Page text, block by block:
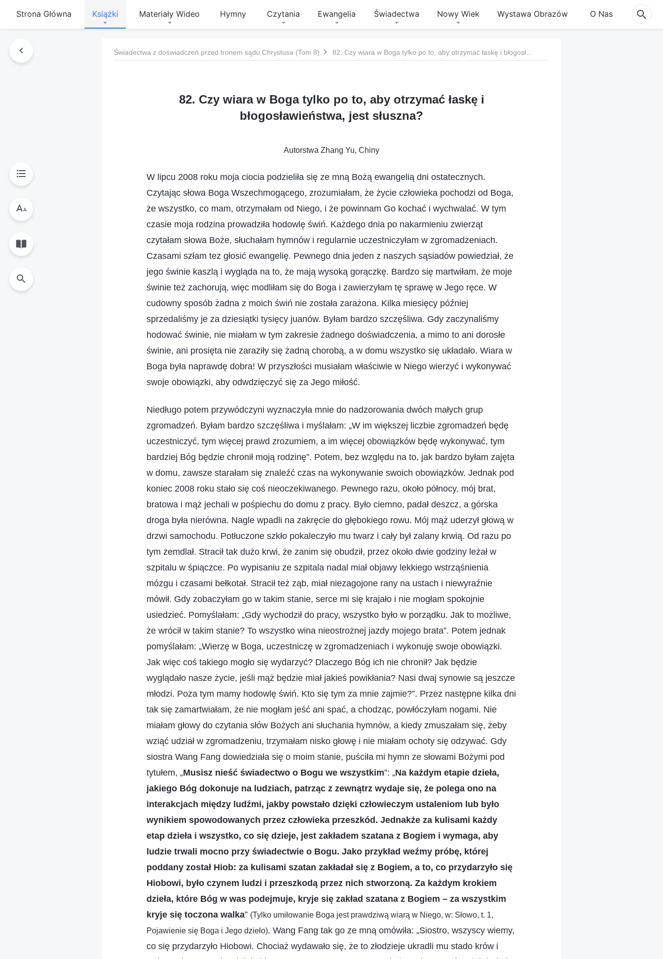
Strona Główna Książki Materiały Wideo Hymny Czytania Ewangelia Świadectwa Nowy Wiek Wystawa Obrazów O Nas
Świadectwa z doświadczeń przed tronem sądu Chrystusa (Tom 8)
82. Czy wiara w Boga tylko po to, aby otrzymać łaskę i
błogosławieństwa, jest słuszna?
Autorstwa Zhang Yu, Chiny
W lipcu 2008 roku moja ciocia podzieliła się ze mną Bożą ewangelią dni ostatecznych.
Czytając słowa Boga Wszechmogącego, zrozumiałam, że życie człowieka pochodzi od Boga,
że wszystko, co mam, otrzymałam od Niego, i że powinnam Go kochać i wychwalać. W tym
czasie moja rodzina prowadziła hodowlę świń. Każdego dnia po nakarmieniu zwierząt
czytałam słowa Boże, słuchałam hymnów i regularnie uczestniczyłam w zgromadzeniach.
Czasami szłam tez głosić ewangelię. Pewnego dnia jeden z naszych sąsiadów powiedział, że
jego świnie kaszlą i wygląda na to, że mają wysoką gorączkę. Bardzo się martwiłam, że moje
świnie też zachorują, więc modliłam się do Boga i zawierzyłam tę sprawę w Jego ręce. W
cudowny sposób żadna z moich świń nie została zarażona. Kilka miesięcy później
sprzedaliśmy je za dziesiątki tysięcy juanów. Byłam bardzo szczęśliwa. Gdy zaczynaliśmy
hodować świnie, nie miałam w tym zakresie żadnego doświadczenia, a mimo to ani dorosłe
świnie, ani prosięta nie zaraziły się żadną chorobą, a w domu wszystko się układało. Wiara w
Boga była naprawdę dobra! W przyszłości musiałam właściwie w Niego wierzyć i wykonywać
swoje obowiązki, aby odwdzięczyć się za Jego miłość.
Niedługo potem przywódczyni wyznaczyła mnie do nadzorowania dwóch małych grup
zgromadzeń. Byłam bardzo szczęśliwa i myślałam: „W im większej liczbie zgromadzeń będę
uczestniczyć, tym więcej prawd zrozumiem, a im więcej obowiązków będę wykonywać, tym
bardziej Bóg będzie chronił moją rodzinę”. Potem, bez względu na to, jak bardzo byłam zajęta
w domu, zawsze starałam się znaleźć czas na wykonywanie swoich obowiązków. Jednak pod
koniec 2008 roku stało się coś nieoczekiwanego. Pewnego razu, około północy, mój brat,
bratowa i mąż jechali w pośpiechu do domu z pracy. Było ciemno, padał deszcz, a górska
droga była nierówna. Nagle wpadli na zakręcie do głębokiego rowu. Mój mąż uderzył głową w
drzwi samochodu. Potłuczone szkło pokaleczyło mu twarz i cały był zalany krwią. Od razu po
tym zemdlał. Stracił tak dużo krwi, że zanim się obudził, przez około dwie godziny leżał w
szpitalu w śpiączce. Po wypisaniu ze szpitala nadal miał objawy lekkiego wstrząśnienia
mózgu i czasami bełkotał. Stracił też ząb, miał niezagojone rany na ustach i niewyraźnie
mówił. Gdy zobaczyłam go w takim stanie, serce mi się krajało i nie mogłam spokojnie
usiedzieć. Pomyślałam: „Gdy wychodził do pracy, wszystko było w porządku. Jak to możliwe,
że wrócił w takim stanie? To wszystko wina nieostrożnej jazdy mojego brata”. Potem jednak
pomyślałam: „Wierzę w Boga, uczestniczę w zgromadzeniach i wykonuję swoje obowiązki.
Jak więc coś takiego mogło się wydarzyć? Dlaczego Bóg ich nie chronił? Jak będzie
wyglądało nasze życie, jeśli mąż będzie miał jakieś powikłania? Nasi dwaj synowie są jeszcze
młodzi. Poza tym mamy hodowlę świń. Kto się tym za mnie zajmie?”. Przez następne kilka dni
tak się zamartwiałam, że nie mogłam jeść ani spać, a chodząc, powłóczyłam nogami. Nie
miałam głowy do czytania słów Bożych ani słuchania hymnów, a kiedy zmuszałam się, żeby
wziąć udział w zgromadzeniu, trzymałam nisko głowę i nie miałam ochoty się odzywać. Gdy
siostra Wang Fang dowiedziała się o moim stanie, puściła mi hymn ze słowami Bożymi pod
tytułem, „Musisz nieść świadectwo o Bogu we wszystkim”: „Na każdym etapie dzieła,
jakiego Bóg dokonuje na ludziach, patrząc z zewnątrz wydaje się, że polega ono na
interakcjach między ludźmi, jakby powstało dzięki człowieczym ustaleniom lub było
wynikiem spowodowanych przez człowieka przeszkód. Jednakże za kulisami każdy
etap dzieła i wszystko, co się dzieje, jest zakładem szatana z Bogiem i wymaga, aby
ludzie trwali mocno przy świadectwie o Bogu. Jako przykład weźmy próbę, której
poddany został Hiob: za kulisami szatan zakładał się z Bogiem, a to, co przydarzyło się
Hiobowi, było czynem ludzi i przeszkodą przez nich stworzoną. Za każdym krokiem
dzieła, które Bóg w was podejmuje, kryje się zakład szatana z Bogiem – za wszystkim
kryje się toczona walka” (Tylko umiłowanie Boga jest prawdziwą wiarą w Niego, w: Słowo, t. 1,
Pojawienie się Boga i Jego dzieło). Wang Fang tak go ze mną omówiła: „Siostro, wszyscy wiemy,
co się przydarzyło Hiobowi. Chociaż wydawało się, że to złodzieje ukradli mu stado krów i